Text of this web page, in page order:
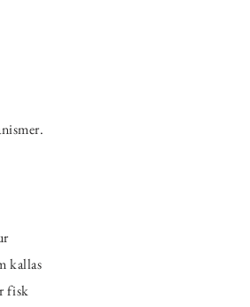
kallas
fisk